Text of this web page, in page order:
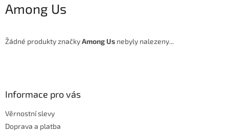
Among Us
Žádné produkty značkyAmong Us nebyly nalezeny...
Informace pro vás
Věrnostní slevy
Doprava a platba